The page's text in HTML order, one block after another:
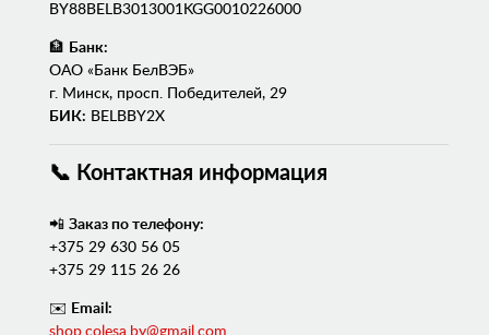
BY88BELB3013001KGG0010226000
🏦
Банк:
ОАО «Банк БелВЭБ»
г. Минск, просп. Победителей, 29
БИК: BELBBY2X
📞 Контактная информация
📲 Заказ по телефону:
+375 29 630 56 05
+375 29 115 26 26
✉️ Email:
shop.colesa.by@gmail.com